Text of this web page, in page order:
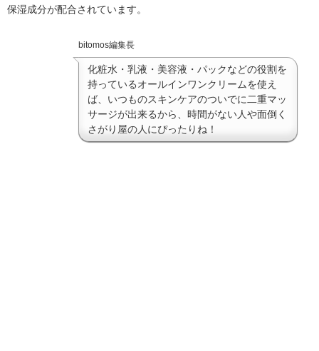
保湿成分が配合されています。
bitomos編集長
化粧水・乳液・美容液・パックなどの役割を
持っているオールインワンクリームを使え
ば、いつものスキンケアのついでに二重マッ
サージが出来るから、時間がない人や面倒く
さがり屋の人にぴったりね！